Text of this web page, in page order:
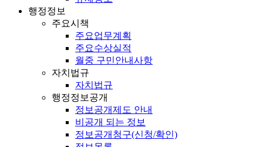
행정정보
주요시책
주요업무계획
주요수상실적
월중 구민안내사항
자치법규
자치법규
행정정보공개
정보공개제도 안내
비공개 되는 정보
정보공개청구(신청/확인)